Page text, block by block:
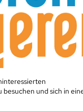
und sich in